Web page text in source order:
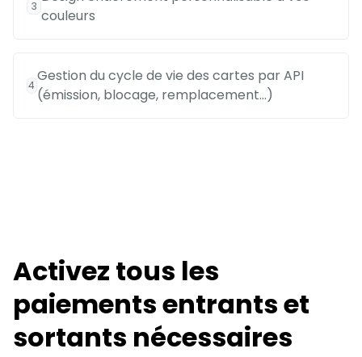
3
couleurs
4
Gestion du cycle de vie des cartes par API
(émission, blocage, remplacement…)
Activez tous les
paiements entrants et
sortants nécessaires